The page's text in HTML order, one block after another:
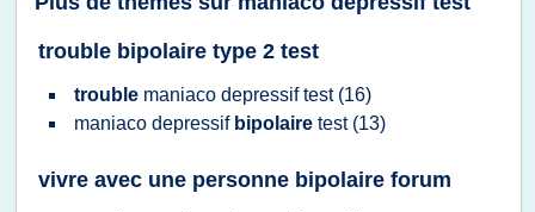
trouble bipolaire type 2 test
trouble maniaco depressif test (16)
maniaco depressif bipolaire test (13)
vivre avec une personne bipolaire forum